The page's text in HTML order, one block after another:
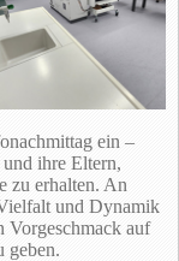
ein –
ihre Eltern,
zu erhalten. An
und Dynamik
Vorgeschmack auf
geben.